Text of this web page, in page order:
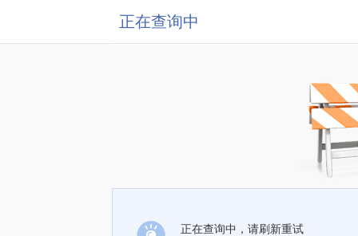
正在查询中
正在查询中，请刷新重试